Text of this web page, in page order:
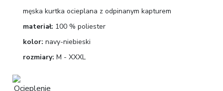
męska kurtka ocieplana z odpinanym kapturem
materiał: 100 % poliester
kolor: navy-niebieski
rozmiary: M - XXXL